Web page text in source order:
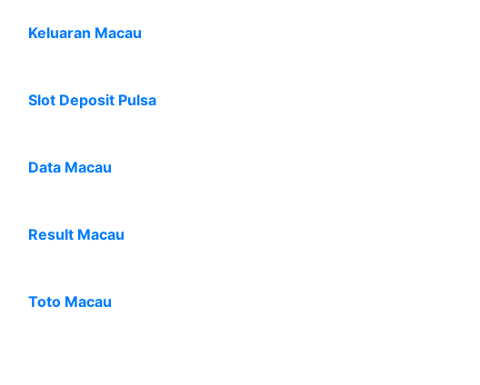
Keluaran Macau
Slot Deposit Pulsa
Data Macau
Result Macau
Toto Macau